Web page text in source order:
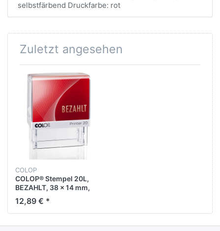
selbstfärbend Druckfarbe: rot
Zuletzt angesehen
COLOP
COLOP® Stempel 20L,
BEZAHLT, 38 x 14 mm,
selbstfärbend,
Druckfarbe: rot
12,89 € *